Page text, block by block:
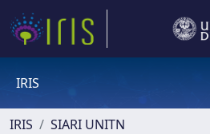
IRIS
IRIS
SIARI UNITN